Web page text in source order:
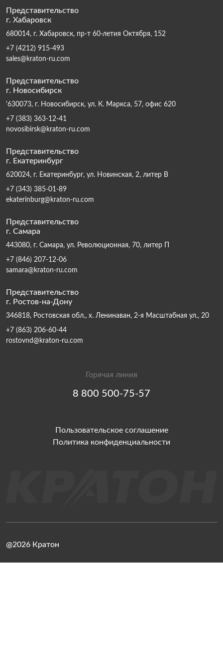
Представительство
г. Хабаровск
680014, г. Хабаровск, пр-т 60-летия Октября, 152
+7 (4212) 915-493
sales@kraton-ru.com
Представительство
г. Новосибирск
'630073, г. Новосибирск, ул. К. Маркса, 57, офис 620
+7 (383) 363-12-41
novosibirsk@kraton-ru.com
Представительство
г. Екатеринбург
620024, г. Екатеринбург, ул. Новинская, 2, литер В
+7 (343) 385-01-89
ekaterinburg@kraton-ru.com
Представительство
г. Самара
443080, г. Самара, ул. Революционная, 70, литер П
+7 (846) 207-12-06
samara@kraton-ru.com
Представительство
г. Ростов-на-Дону
346818, Ростовская обл., х. Ленинаван, 2-я Масштабная ул., 20
+7 (863) 206-60-44
rostovnd@kraton-ru.com
Горячая линия
8 800 500-75-57
Пользовательское соглашение
Политика конфиденциальности
@2026 Кратон